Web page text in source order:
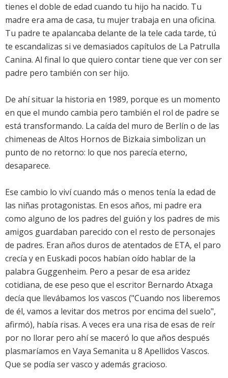
tienes el doble de edad cuando tu hijo ha nacido. Tu
madre era ama de casa, tu mujer trabaja en una oficina.
Tu padre te apalancaba delante de la tele cada tarde, tú
te escandalizas si ve demasiados capítulos de La Patrulla
Canina. Al final lo que quiero contar tiene que ver con ser
padre pero también con ser hijo.
De ahí situar la historia en 1989, porque es un momento
en que el mundo cambia pero también el rol de padre se
está transformando. La caída del muro de Berlín o de las
chimeneas de Altos Hornos de Bizkaia simbolizan un
punto de no retorno: lo que nos parecía eterno,
desaparece.
Ese cambio lo viví cuando más o menos tenía la edad de
las niñas protagonistas. En esos años, mi padre era
como alguno de los padres del guión y los padres de mis
amigos guardaban parecido con el resto de personajes
de padres. Eran años duros de atentados de ETA, el paro
crecía y en Euskadi pocos habían oído hablar de la
palabra Guggenheim. Pero a pesar de esa aridez
cotidiana, de ese peso que el escritor Bernardo Atxaga
decía que llevábamos los vascos ("Cuando nos liberemos
de él, vamos a levitar dos metros por encima del suelo",
afirmó), había risas. A veces era una risa de esas de reír
por no llorar pero ahí se maceró lo que años después
plasmaríamos en Vaya Semanita u 8 Apellidos Vascos.
Que se podía ser vasco y además gracioso.